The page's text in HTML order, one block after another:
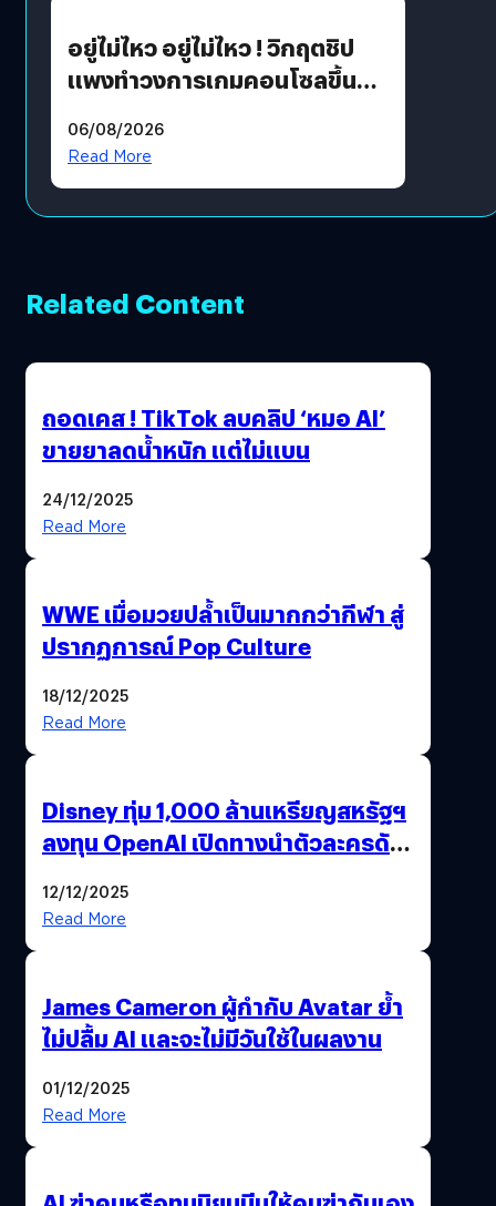
อยู่ไม่ไหว อยู่ไม่ไหว ! วิกฤตชิป
แพงทำวงการเกมคอนโซลขึ้น
?
06/08/2026
Read More
Related Content
ถอดเคส ! TikTok ลบคลิป ‘หมอ AI’
ขายยาลดน้ำหนัก แต่ไม่แบน
24/12/2025
Read More
WWE เมื่อมวยปล้ำเป็นมากกว่ากีฬา สู่
ปรากฏการณ์ Pop Culture
18/12/2025
Read More
Disney ทุ่ม 1,000 ล้านเหรียญสหรัฐฯ
ลงทุน OpenAI เปิดทางนำตัวละครดัง
12/12/2025
Read More
James Cameron ผู้กำกับ Avatar ย้ำ
ไม่ปลื้ม AI และจะไม่มีวันใช้ในผลงาน
01/12/2025
Read More